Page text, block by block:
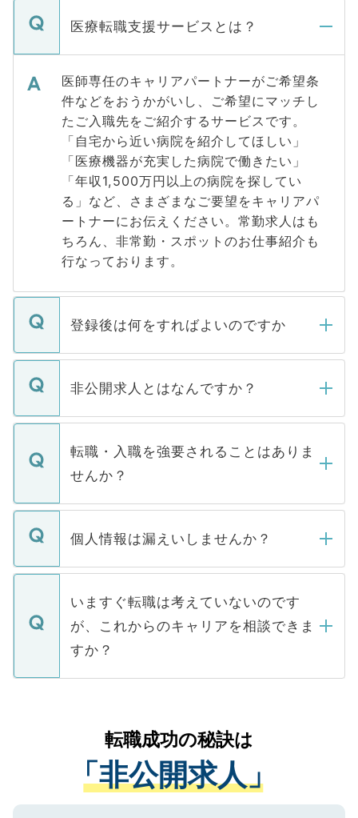
医療転職支援サービスとは？
医師専任のキャリアパートナーがご希望条
件などをおうかがいし、ご希望にマッチし
たご入職先をご紹介するサービスです。
「自宅から近い病院を紹介してほしい」
「医療機器が充実した病院で働きたい」
「年収1,500万円以上の病院を探してい
る」など、さまざまなご要望をキャリアパ
ートナーにお伝えください。常勤求人はも
ちろん、非常勤・スポットのお仕事紹介も
行なっております。
登録後は何をすればよいのですか
ご登録いただきましたら、弊社担当者がご
登録内容を確認し、その後メールもしくは
ます。通常、5営業日以内にはご連絡をせて
いただきますので、しばらくお待ちくださ
い。
非公開求人とはなんですか？
マイナビDOCTORで取り扱っている求人の
うち約3割は、Webサイトからご覧いただ
けない「非公開求人」です。非公開求人は
下記の理由によって、一般には公開してい
ません。
■応募殺到を避けるため 人気のある医療機
関を公にしてしまうと、応募が殺到する場
に、医療機関が求める条件に合った人材の
みを人材紹介会社に依頼するケースが増え
ています。
転職・入職を強要されることはありま
せんか？
転職・入職を強要することは一切ありませ
ん。また、仮に応募先から内定をいただい
定を承諾する必要はありません。内定先へ
の辞退の連絡はキャリアパートナーが行い
ますので、ご安心ください。
個人情報は漏えいしませんか？
個人情報が漏えいすることはありませんの
で、ご安心ください。当サイトからの登録
などで収集したご登録者様の個人情報は、
ご本人のキャリアアップおよび転職活動の
支援を目的に使用いたします。お預かりし
ているすべての個人データはご本人の許可
は、個人情報の取り扱いについての厳密な
管理基準を満たした事業者のみに付与され
る、プライバシーマークを取得済みです。
ご登録いただいた個人情報は、SSL（デー
いますぐ転職は考えていないのです
が、これからのキャリアを相談できま
すか？
かがいして、現在の医療機関の状況や紹介
経験をまじえながら、適切なアドバイスを
させていただきます。すぐにご転職をされ
ない方には、長期的なサポートが可能です
ので、まずはご登録ください。
転職成功の秘訣は
「非公開求人」